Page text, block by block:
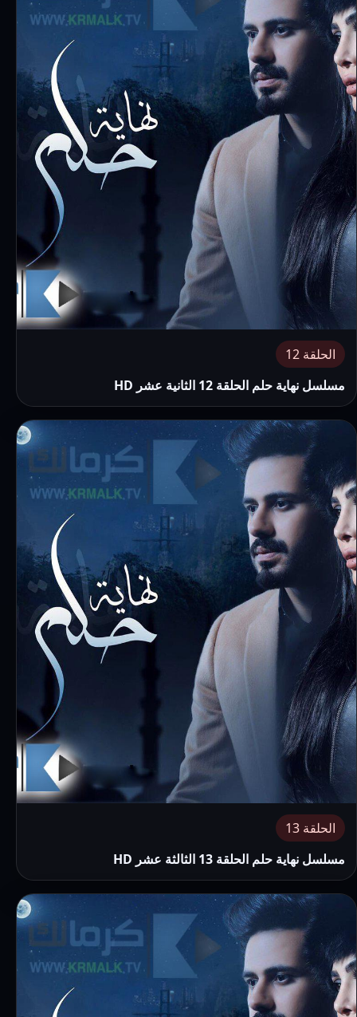
الحلقة 12
مسلسل نهاية حلم الحلقة 12 الثانية عشر HD
الحلقة 13
مسلسل نهاية حلم الحلقة 13 الثالثة عشر HD